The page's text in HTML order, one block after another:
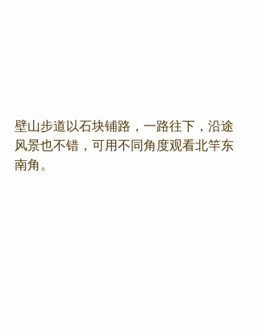
壁山步道以石块铺路，一路往下，沿途
风景也不错，可用不同角度观看北竿东
南角。